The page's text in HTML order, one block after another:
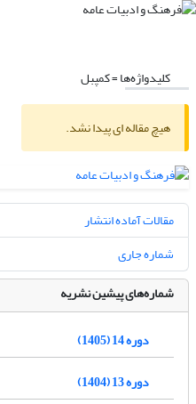
کلیدواژه‌ها =کمپبل
هیچ مقاله ای پیدا نشد.
مقالات آماده انتشار
شماره جاری
شماره‌های پیشین نشریه
دوره 14 (1405)
دوره 13 (1404)